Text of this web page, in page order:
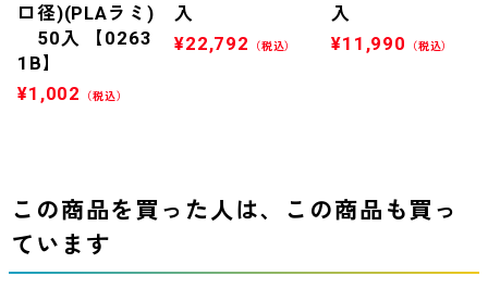
口径)(PLAラミ)
50入 【0263
1B】
¥1,002 （税込）
入
¥22,792 （税込）
入
¥11,990 （税込）
この商品を買った人は、この商品も買っ
ています